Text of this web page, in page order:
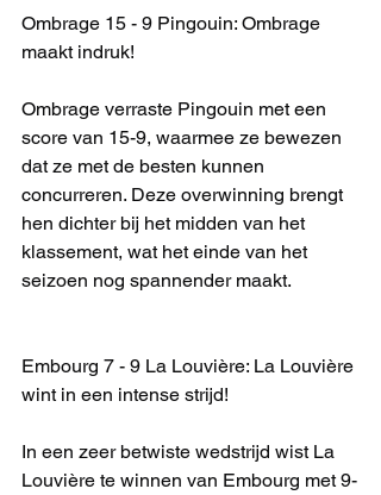
Ombrage 15 - 9 Pingouin: Ombrage
maakt indruk!
Ombrage verraste Pingouin met een
score van 15-9, waarmee ze bewezen
dat ze met de besten kunnen
concurreren. Deze overwinning brengt
hen dichter bij het midden van het
klassement, wat het einde van het
seizoen nog spannender maakt.
Embourg 7 - 9 La Louvière: La Louvière
wint in een intense strijd!
In een zeer betwiste wedstrijd wist La
Louvière te winnen van Embourg met 9-